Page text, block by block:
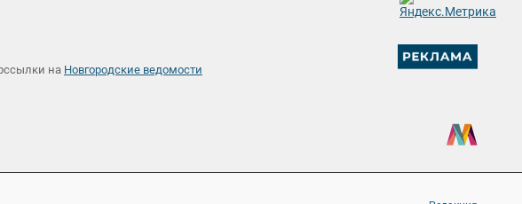
на Новгородские ведомости